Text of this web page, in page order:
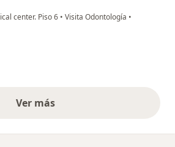
center. Piso 6 • Visita Odontología •
Ver másopiniones anteriores